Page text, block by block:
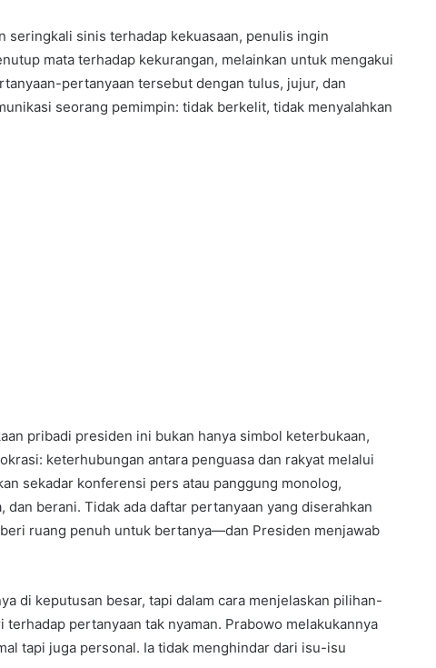
seringkali sinis terhadap kekuasaan, penulis ingin
mata terhadap kekurangan, melainkan untuk mengakui
pertanyaan tersebut dengan tulus, jujur, dan
seorang pemimpin: tidak berkelit, tidak menyalahkan
pribadi presiden ini bukan hanya simbol keterbukaan,
keterhubungan antara penguasa dan rakyat melalui
sekadar konferensi pers atau panggung monolog,
berani. Tidak ada daftar pertanyaan yang diserahkan
ruang penuh untuk bertanya—dan Presiden menjawab
di keputusan besar, tapi dalam cara menjelaskan pilihan-
pertanyaan tak nyaman. Prabowo melakukannya
tapi juga personal. Ia tidak menghindar dari isu-isu